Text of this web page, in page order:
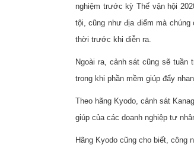
nghiệm trước kỳ Thế vận hội
tội, cũng như địa điểm mà chúng
thời trước khi diễn ra.
Ngoài ra, cảnh sát cũng sẽ tuần
trong khi phần mềm giúp đẩy
Theo hãng Kyodo, cảnh sát
giúp của các doanh nghiệp tư
Hãng Kyodo cũng cho biết, công